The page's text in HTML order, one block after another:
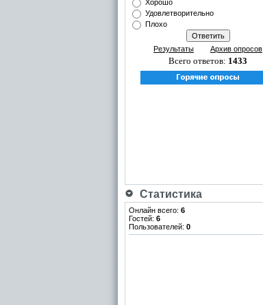
Хорошо
Удовлетворительно
Плохо
Результаты Архив опросов
Всего ответов: 1433
Статистика
Онлайн всего: 6
Гостей: 6
Пользователей: 0